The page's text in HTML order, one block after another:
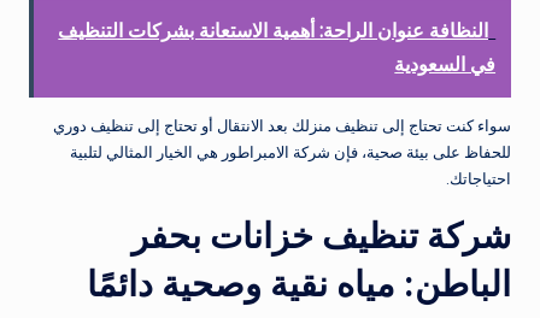
النظافة عنوان الراحة: أهمية الاستعانة بشركات التنظيف
في السعودية
سواء كنت تحتاج إلى تنظيف منزلك بعد الانتقال أو تحتاج إلى تنظيف دوري
للحفاظ على بيئة صحية، فإن شركة الامبراطور هي الخيار المثالي لتلبية
احتياجاتك.
شركة تنظيف خزانات بحفر
الباطن: مياه نقية وصحية دائمًا